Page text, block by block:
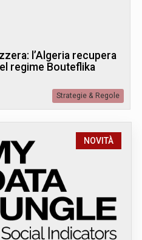
l’Algeria recupera
regime Bouteflika
Strategie & Regole
NOVITÀ